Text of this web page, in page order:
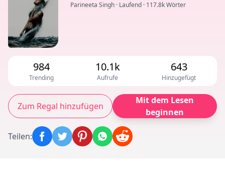
Parineeta Singh · Laufend · 117.8k Wörter
984
Trending
10.1k
Aufrufe
643
Hinzugefügt
Zum Regal hinzufügen
Mit dem Lesen
beginnen
Teilen: